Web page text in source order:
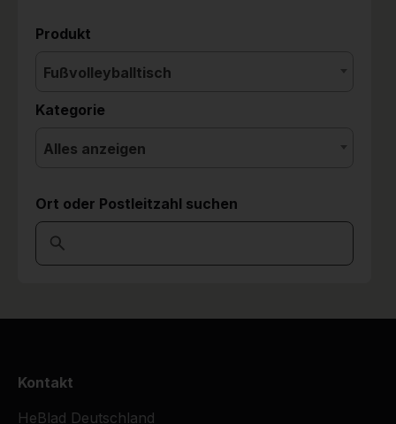
Produkt
Fußvolleyballtisch
Kategorie
Alles anzeigen
Ort oder Postleitzahl suchen
Kontakt
HeBlad Deutschland